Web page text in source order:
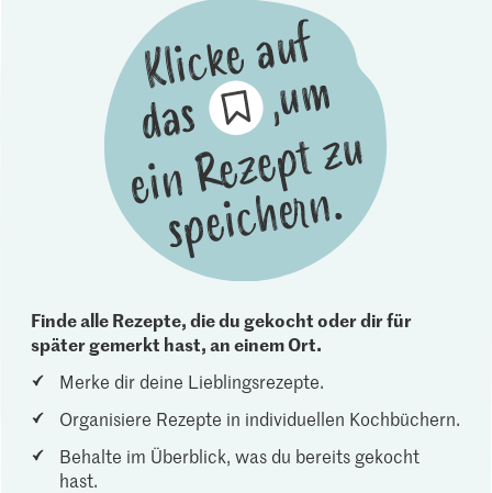
Finde alle Rezepte, die du gekocht oder dir für
später gemerkt hast, an einem Ort.
Merke dir deine Lieblingsrezepte.
Organisiere Rezepte in individuellen Kochbüchern.
Behalte im Überblick, was du bereits gekocht
hast.